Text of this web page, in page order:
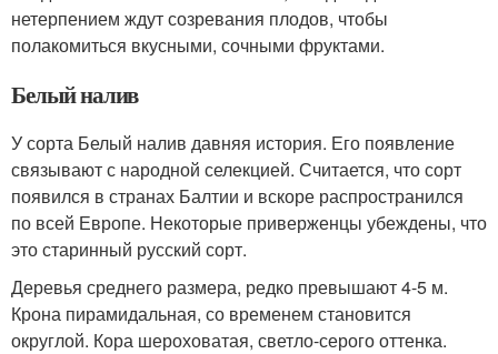
нетерпением ждут созревания плодов, чтобы
полакомиться вкусными, сочными фруктами.
Белый налив
У сорта Белый налив давняя история. Его появление
связывают с народной селекцией. Считается, что сорт
появился в странах Балтии и вскоре распространился
по всей Европе. Некоторые приверженцы убеждены, что
это старинный русский сорт.
Деревья среднего размера, редко превышают 4-5 м.
Крона пирамидальная, со временем становится
округлой. Кора шероховатая, светло-серого оттенка.